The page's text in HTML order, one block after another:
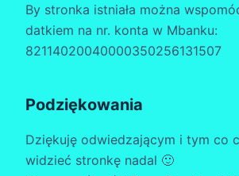
By stronka istniała można
datkiem na nr. konta w Mbanku:
82114020040000350256131507
Podziękowania
Dziękuję odwiedzającym i tym co
widzieć stronkę nadal 🙂